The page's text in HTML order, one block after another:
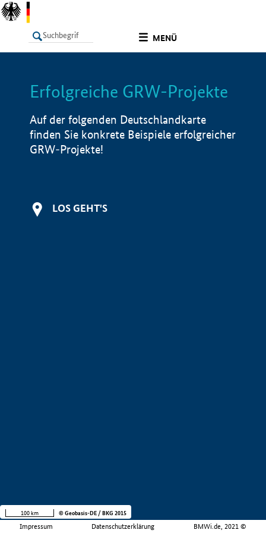
MENÜ
LISTE Info
Erfolgreiche GRW-Projekte
Auf der folgenden Deutschlandkarte
finden Sie konkrete Beispiele erfolgreicher
GRW-Projekte!
LOS GEHT'S
Impressum Datenschutzerklärung BMWi.de, 2021 ©
100 km © Geobasis-DE / BKG 2015